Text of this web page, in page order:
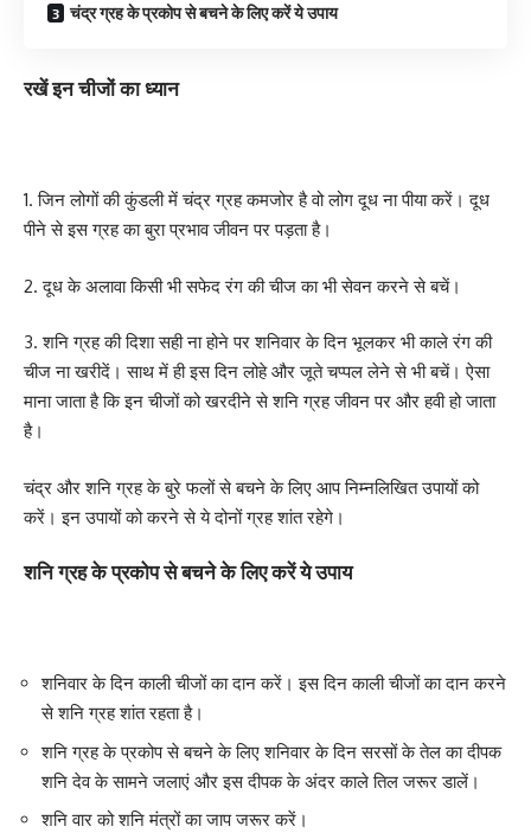
चंद्र ग्रह के प्रकोप से बचने के लिए करें ये उपाय
रखें इन चीजों का ध्यान
1. जिन लोगों की कुंडली में चंद्र ग्रह कमजोर है वो लोग दूध ना पीया करें। दूध
पीने से इस ग्रह का बुरा प्रभाव जीवन पर पड़ता है।
2. दूध के अलावा किसी भी सफेद रंग की चीज का भी सेवन करने से बचें।
3. शनि ग्रह की दिशा सही ना होने पर शनिवार के दिन भूलकर भी काले रंग की
चीज ना खरीदें। साथ में ही इस दिन लोहे और जूते चप्पल लेने से भी बचें। ऐसा
माना जाता है कि इन चीजों को खरदीने से शनि ग्रह जीवन पर और हवी हो जाता
है।
चंद्र और शनि ग्रह के बुरे फलों से बचने के लिए आप निम्नलिखित उपायों को
करें। इन उपायों को करने से ये दोनों ग्रह शांत रहेगे।
शनि ग्रह के प्रकोप से बचने के लिए करें ये उपाय
शनिवार के दिन काली चीजों का दान करें। इस दिन काली चीजों का दान करने
से शनि ग्रह शांत रहता है।
शनि ग्रह के प्रकोप से बचने के लिए शनिवार के दिन सरसों के तेल का दीपक
शनि देव के सामने जलाएं और इस दीपक के अंदर काले तिल जरूर डालें।
शनि वार को शनि मंत्रों का जाप जरूर करें।